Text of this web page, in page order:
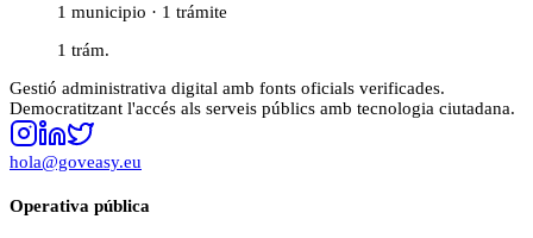
1 municipio · 1 trámite
1 trám.
Gestió administrativa digital amb fonts oficials verificades.
Democratitzant l'accés als serveis públics amb tecnologia ciutadana.
hola@goveasy.eu
Operativa pública